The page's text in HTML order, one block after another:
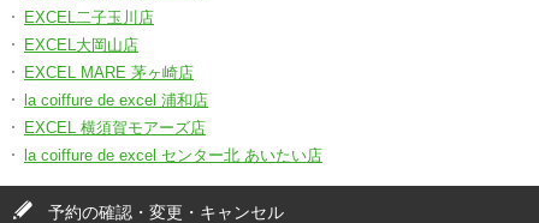
EXCEL二子玉川店
EXCEL大岡山店
EXCEL MARE 茅ヶ崎店
la coiffure de excel 浦和店
EXCEL 横須賀モアーズ店
la coiffure de excel センター北 あいたい店
予約の確認・変更・キャンセル